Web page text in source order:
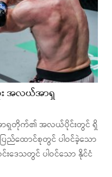
ဆုံး အလယ်အာရှ
ာရှတိုက်၏ အလယ်ပိုင်းတွင် ရှိ
ည်ထောင်စုတွင် ပါဝင်ခဲ့သော
းဒေသတွင် ပါဝင်သော နိုင်ငံ